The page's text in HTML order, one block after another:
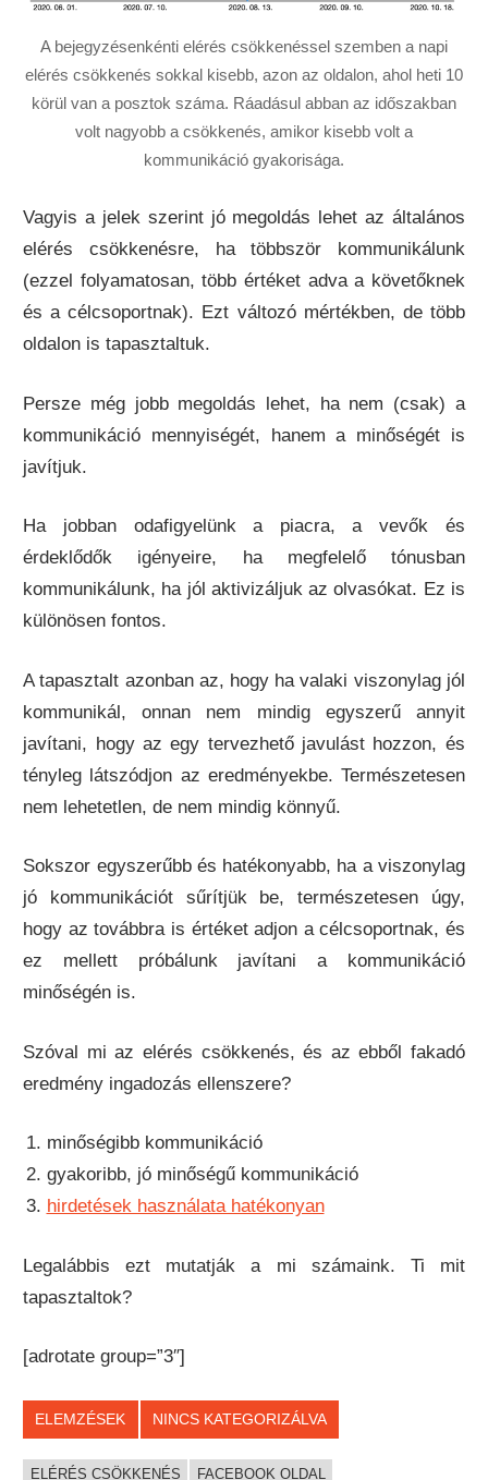
A bejegyzésenkénti elérés csökkenéssel szemben a napi
elérés csökkenés sokkal kisebb, azon az oldalon, ahol heti 10
körül van a posztok száma. Ráadásul abban az időszakban
volt nagyobb a csökkenés, amikor kisebb volt a
kommunikáció gyakorisága.
Vagyis a jelek szerint jó megoldás lehet az általános
elérés csökkenésre, ha többször kommunikálunk
(ezzel folyamatosan, több értéket adva a követőknek
és a célcsoportnak). Ezt változó mértékben, de több
oldalon is tapasztaltuk.
Persze még jobb megoldás lehet, ha nem (csak) a
kommunikáció mennyiségét, hanem a minőségét is
javítjuk.
Ha jobban odafigyelünk a piacra, a vevők és
érdeklődők igényeire, ha megfelelő tónusban
kommunikálunk, ha jól aktivizáljuk az olvasókat. Ez is
különösen fontos.
A tapasztalt azonban az, hogy ha valaki viszonylag jól
kommunikál, onnan nem mindig egyszerű annyit
javítani, hogy az egy tervezhető javulást hozzon, és
tényleg látszódjon az eredményekbe. Természetesen
nem lehetetlen, de nem mindig könnyű.
Sokszor egyszerűbb és hatékonyabb, ha a viszonylag
jó kommunikációt sűrítjük be, természetesen úgy,
hogy az továbbra is értéket adjon a célcsoportnak, és
ez mellett próbálunk javítani a kommunikáció
minőségén is.
Szóval mi az elérés csökkenés, és az ebből fakadó
eredmény ingadozás ellenszere?
minőségibb kommunikáció
gyakoribb, jó minőségű kommunikáció
hirdetések használata hatékonyan
Legalábbis ezt mutatják a mi számaink. Ti mit
tapasztaltok?
[adrotate group=”3″]
ELEMZÉSEK NINCS KATEGORIZÁLVA
ELÉRÉS CSÖKKENÉS
FACEBOOK OLDAL